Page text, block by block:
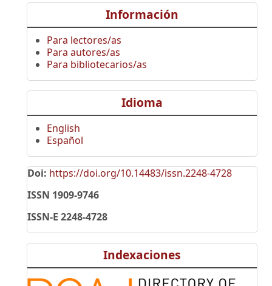
Información
Para lectores/as
Para autores/as
Para bibliotecarios/as
Idioma
English
Español
Doi: https://doi.org/10.14483/issn.2248-4728
ISSN 1909-9746
ISSN-E 2248-4728
Indexaciones